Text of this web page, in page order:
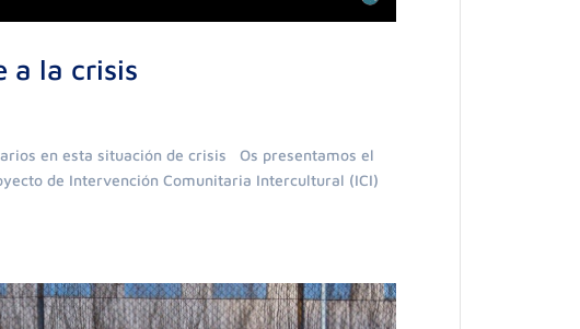
a la crisis
en esta situación de crisis Os presentamos el
de Intervención Comunitaria Intercultural (ICI)